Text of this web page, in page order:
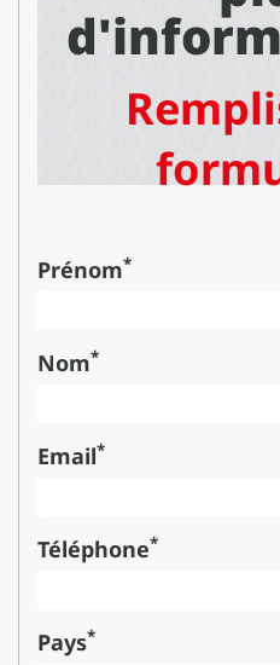
Prénom*
Nom*
Email*
Téléphone*
Pays*